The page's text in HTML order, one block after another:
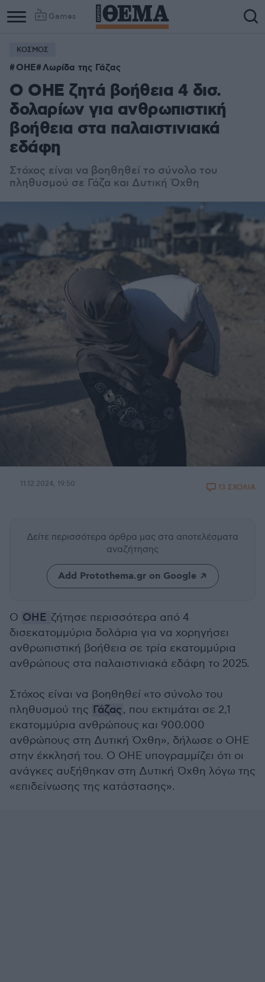
Games
ΚΟΣΜΟΣ
ΟΗΕ Λωρίδα της Γάζας
Ο ΟΗΕ ζητά βοήθεια 4 δισ.
δολαρίων για ανθρωπιστική
βοήθεια στα παλαιστινιακά
εδάφη
Στόχος είναι να βοηθηθεί το σύνολο του
πληθυσμού σε Γάζα και Δυτική Όχθη
11.12.2024, 19:50 13 ΣΧΟΛΙΑ
Δείτε περισσότερα άρθρα μας στα αποτελέσματα
αναζήτησης
Add Protothema.gr on Google
Ο ΟΗΕ ζήτησε περισσότερα από 4
δισεκατομμύρια δολάρια για να χορηγήσει
ανθρωπιστική βοήθεια σε τρία εκατομμύρια
ανθρώπους στα παλαιστινιακά εδάφη το 2025.
Στόχος είναι να βοηθηθεί «το σύνολο του
πληθυσμού της Γάζας, που εκτιμάται σε 2,1
εκατομμύρια ανθρώπους και 900.000
ανθρώπους στη Δυτική Όχθη», δήλωσε ο ΟΗΕ
στην έκκλησή του. Ο ΟΗΕ υπογραμμίζει ότι οι
ανάγκες αυξήθηκαν στη Δυτική Όχθη λόγω της
«επιδείνωσης της κατάστασης».